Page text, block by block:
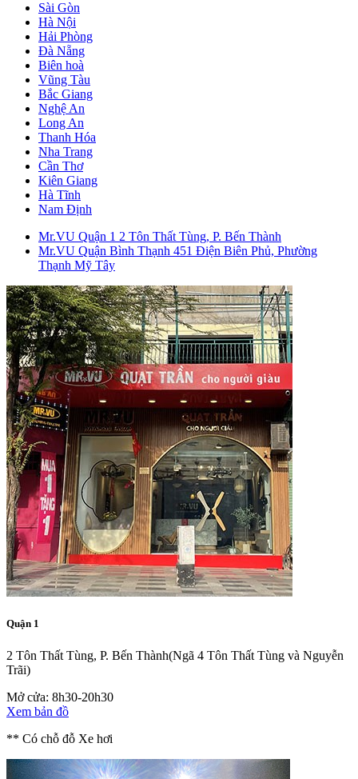
Sài Gòn
Hà Nội
Hải Phòng
Đà Nẵng
Biên hoà
Vũng Tàu
Bắc Giang
Nghệ An
Long An
Thanh Hóa
Nha Trang
Cần Thơ
Kiên Giang
Hà Tĩnh
Nam Định
Mr.VU Quận 1 2 Tôn Thất Tùng, P. Bến Thành
Mr.VU Quận Bình Thạnh 451 Điện Biên Phủ, Phường
Thạnh Mỹ Tây
Quận 1
2 Tôn Thất Tùng, P. Bến Thành(Ngã 4 Tôn Thất Tùng và Nguyễn
Trãi)
Mở cửa: 8h30-20h30
Xem bản đồ
** Có chỗ đỗ Xe hơi